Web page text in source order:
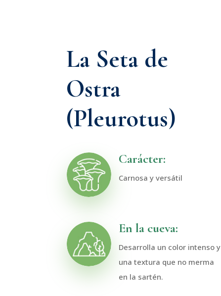
La Seta de
Ostra
(Pleurotus)
Carácter:
Carnosa y versátil
En la cueva:
Desarrolla un color intenso y
una textura que no merma
en la sartén.